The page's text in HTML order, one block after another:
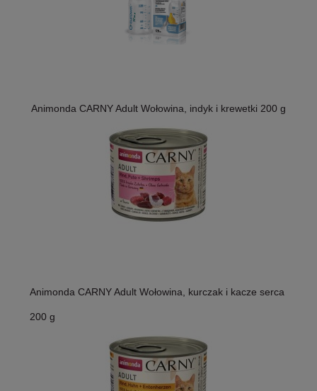
Animonda CARNY Adult Wołowina, indyk i krewetki 200 g
Animonda CARNY Adult Wołowina, kurczak i kacze serca
200 g